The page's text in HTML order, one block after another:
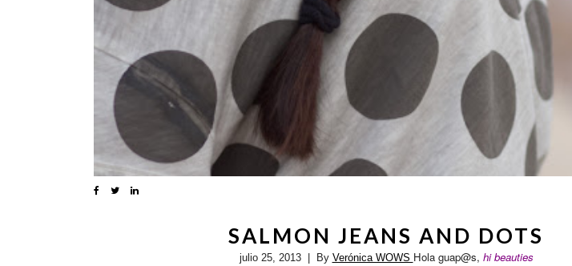
SALMON JEANS AND DOTS
julio 25, 2013| By Verónica WOWS Hola guap@s, hi beauties